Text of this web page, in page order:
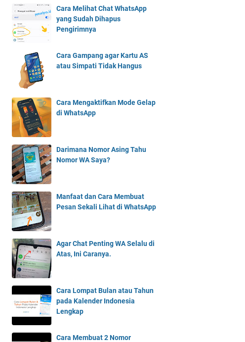
Cara Melihat Chat WhatsApp
yang Sudah Dihapus
Pengirimnya
Cara Gampang agar Kartu AS
atau Simpati Tidak Hangus
Cara Mengaktifkan Mode Gelap
di WhatsApp
Darimana Nomor Asing Tahu
Nomor WA Saya?
Manfaat dan Cara Membuat
Pesan Sekali Lihat di WhatsApp
Agar Chat Penting WA Selalu di
Atas, Ini Caranya.
Cara Lompat Bulan atau Tahun
pada Kalender Indonesia
Lengkap
Cara Membuat 2 Nomor